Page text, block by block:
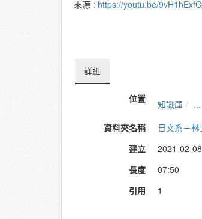
來源 : https://youtu.be/
詳細
位置 知識庫 ...
資料夾名稱
日文系－
建立
2021-02-
長度
07:50
引用
1